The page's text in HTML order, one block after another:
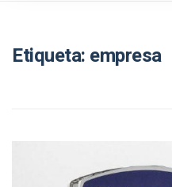
Etiqueta: empresa